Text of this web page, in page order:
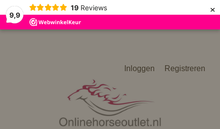
9,9
19 Reviews ×
Inloggen Registreren